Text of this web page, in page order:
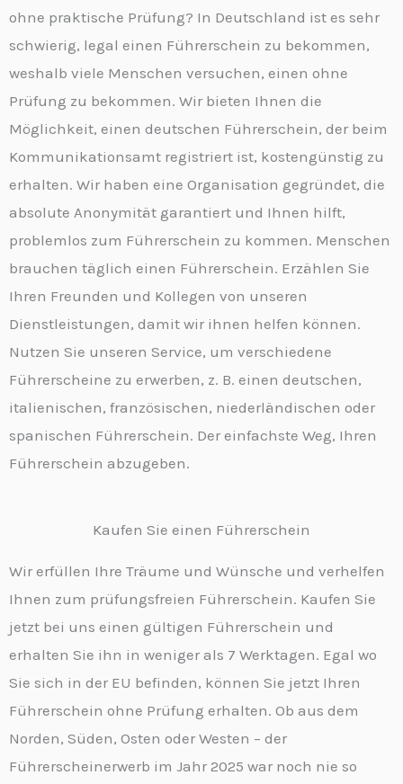
ohne praktische Prüfung? In Deutschland ist es sehr
schwierig, legal einen Führerschein zu bekommen,
weshalb viele Menschen versuchen, einen ohne
Prüfung zu bekommen. Wir bieten Ihnen die
Möglichkeit, einen deutschen Führerschein, der beim
Kommunikationsamt registriert ist, kostengünstig zu
erhalten. Wir haben eine Organisation gegründet, die
absolute Anonymität garantiert und Ihnen hilft,
problemlos zum Führerschein zu kommen. Menschen
brauchen täglich einen Führerschein. Erzählen Sie
Ihren Freunden und Kollegen von unseren
Dienstleistungen, damit wir ihnen helfen können.
Nutzen Sie unseren Service, um verschiedene
Führerscheine zu erwerben, z. B. einen deutschen,
italienischen, französischen, niederländischen oder
spanischen Führerschein. Der einfachste Weg, Ihren
Führerschein abzugeben.
Kaufen Sie einen Führerschein
Wir erfüllen Ihre Träume und Wünsche und verhelfen
Ihnen zum prüfungsfreien Führerschein. Kaufen Sie
jetzt bei uns einen gültigen Führerschein und
erhalten Sie ihn in weniger als 7 Werktagen. Egal wo
Sie sich in der EU befinden, können Sie jetzt Ihren
Führerschein ohne Prüfung erhalten. Ob aus dem
Norden, Süden, Osten oder Westen – der
Führerscheinerwerb im Jahr 2025 war noch nie so